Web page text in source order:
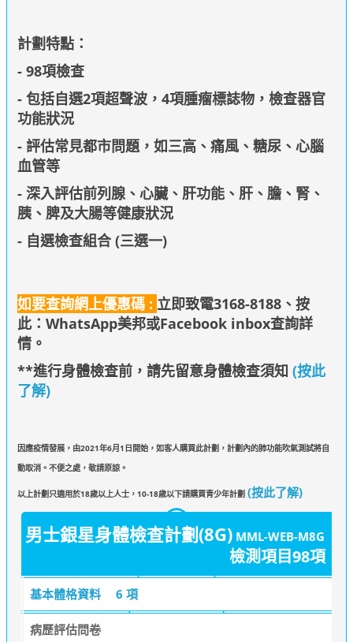
計劃特點：
- 98項檢查
- 包括自選2項超聲波，4項腫瘤標誌物，檢查器官
功能狀況
- 評估常見都市問題，如三高、痛風、糖尿、心腦
血管等
- 深入評估前列腺、心臟、肝功能、肝、膽、腎、
胰、脾及大腸等健康狀況
- 自選檢查組合 (三選一)
如要查詢網上優惠碼 : 立即致電3168-8188、 按
此：WhatsApp美邦或Facebook inbox查詢詳
情。
**進行身體檢查前，請先留意身體檢查須知 (按此
了解)
因應疫情發展，由2021年6月1日開始，如客人購買此計劃，計劃內的肺功能吹氣測試將自
動取消。不便之處，敬請原諒。
以上計劃只適用於18歲以上人士，10-18歲以下請購買青少年計劃 (按此了解)
男士銀星身體檢查計劃(8G) MML-WEB-M8G
檢測項目98項
基本體格資料 6 項
病歷評估問卷